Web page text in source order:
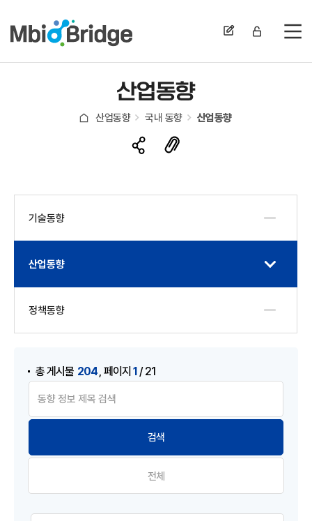
전
산업동향
산업동향 국내 동향 산업동향
기술동향
산업동향
정책동향
총 게시물 204 ,페이지1/ 21
전체